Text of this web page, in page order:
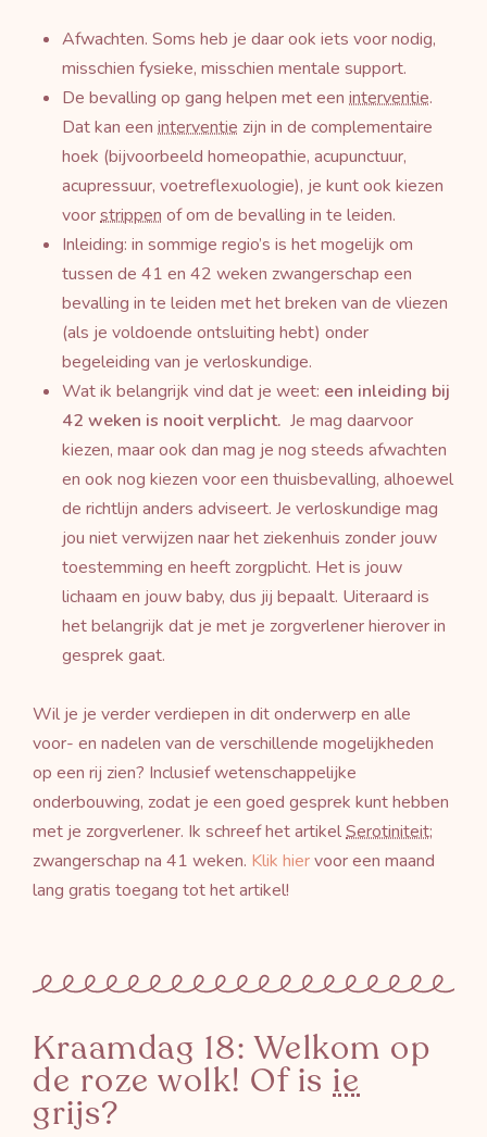
Afwachten. Soms heb je daar ook iets voor nodig,
misschien fysieke, misschien mentale support.
De bevalling op gang helpen met een interventie.
Dat kan een interventie zijn in de complementaire
hoek (bijvoorbeeld homeopathie, acupunctuur,
acupressuur, voetreflexuologie), je kunt ook kiezen
voorstrippen of om de bevalling in te leiden.
Inleiding: in sommige regio’s is het mogelijk om
tussen de 41 en 42 weken zwangerschap een
bevalling in te leiden met het breken van de vliezen
(als je voldoende ontsluiting hebt) onder
begeleiding van je verloskundige.
Wat ik belangrijk vind dat je weet: een inleiding bij
42 weken is nooit verplicht. Je mag daarvoor
kiezen, maar ook dan mag je nog steeds afwachten
en ook nog kiezen voor een thuisbevalling, alhoewel
de richtlijn anders adviseert. Je verloskundige mag
jou niet verwijzen naar het ziekenhuis zonder jouw
toestemming en heeft zorgplicht. Het is jouw
lichaam en jouw baby, dus jij bepaalt. Uiteraard is
het belangrijk dat je met je zorgverlener hierover in
gesprek gaat.
Wil je je verder verdiepen in dit onderwerp en alle
voor- en nadelen van de verschillende mogelijkheden
op een rij zien? Inclusief wetenschappelijke
onderbouwing, zodat je een goed gesprek kunt hebben
met je zorgverlener. Ik schreef het artikelSerotiniteit;
zwangerschap na 41 weken. Klik hiervoor een maand
lang gratis toegang tot het artikel!
Kraamdag 18: Welkom op
de roze wolk! Of is ie
grijs?